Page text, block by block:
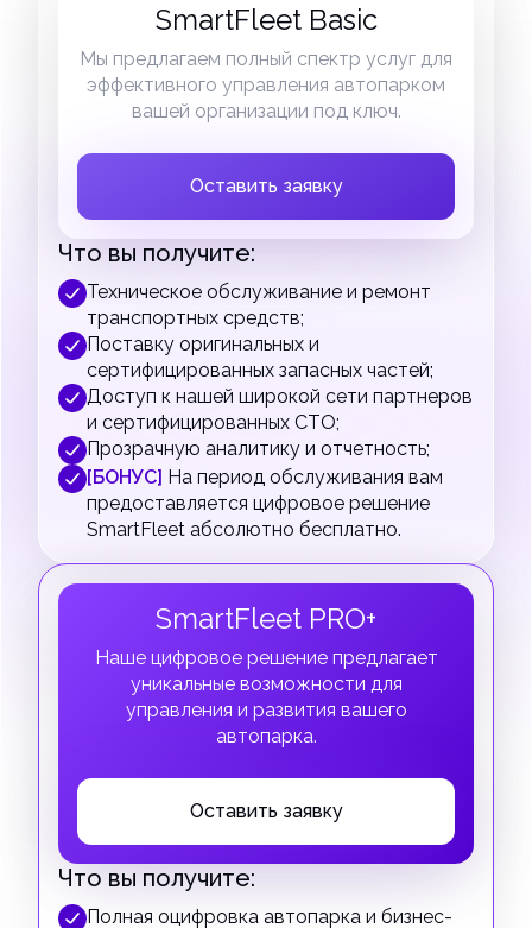
SmartFleet Basic
Мы предлагаем полный спектр услуг для
эффективного управления автопарком
вашей организации под ключ.
Оставить заявку
Что вы получите:
Техническое обслуживание и ремонт
транспортных средств;
Поставку оригинальных и
сертифицированных запасных частей;
Доступ к нашей широкой сети партнеров
и сертифицированных СТО;
Прозрачную аналитику и отчетность;
[БОНУС] На период обслуживания вам
предоставляется цифровое решение
SmartFleet абсолютно бесплатно.
SmartFleet PRO+
Наше цифровое решение предлагает
уникальные возможности для
управления и развития вашего
автопарка.
Оставить заявку
Что вы получите:
Полная оцифровка автопарка и бизнес-